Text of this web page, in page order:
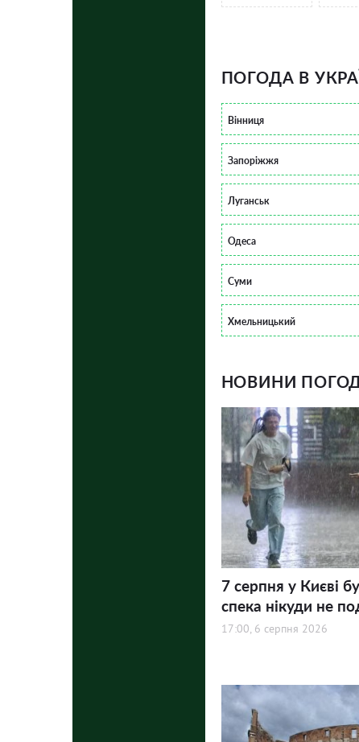
ПОГОДА В
Вінниця
Запоріжжя
Луганськ
Одеса
Суми
Хмельницький
НОВИНИ
7 серпня у Києві
спека нікуди не
17:00, 6 серпня 2026